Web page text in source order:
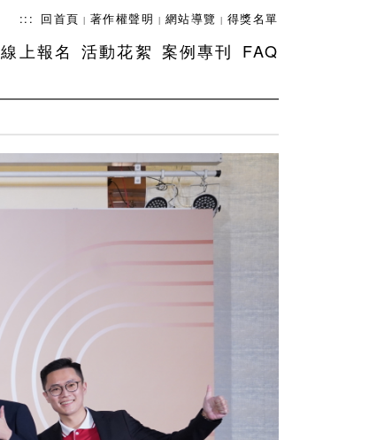
::: 回首頁 | 著作權聲明 | 網站導覽 | 得獎名單
線上報名 活動花絮 案例專刊 FAQ